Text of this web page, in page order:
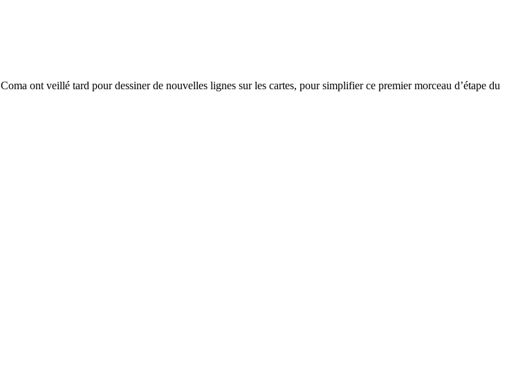
ont veillé tard pour dessiner de nouvelles lignes sur les cartes, pour simplifier ce premier morceau d’étape du